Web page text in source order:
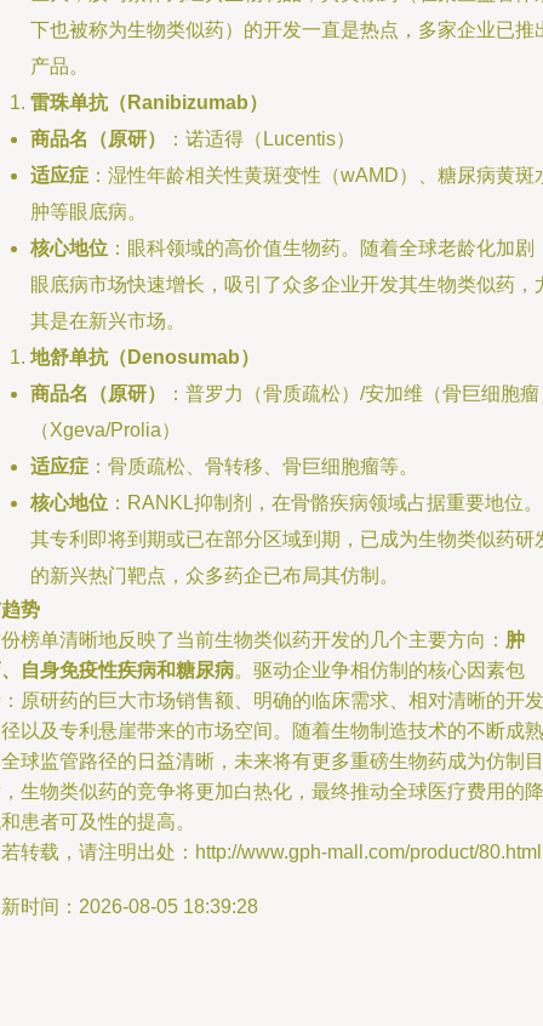
下也被称为生物类似药）的开发一直是热点，多家企业已推
产品。
雷珠单抗（Ranibizumab）
商品名（原研）
：诺适得（Lucentis）
适应症 ：湿性年龄相关性黄斑变性（wAMD）、糖尿病黄斑
肿等眼底病。
核心地位 ：眼科领域的高价值生物药。随着全球老龄化加剧
眼底病市场快速增长，吸引了众多企业开发其生物类似药，
其是在新兴市场。
地舒单抗（Denosumab）
商品名（原研）
：普罗力（骨质疏松）/安加维（骨巨细胞
（Xgeva/Prolia）
适应症 ：骨质疏松、骨转移、骨巨细胞瘤等。
核心地位 ：RANKL抑制剂，在骨骼疾病领域占据重要地位。
其专利即将到期或已在部分区域到期，已成为生物类似药研
的新兴热门靶点，众多药企已布局其仿制。
势
榜单清晰地反映了当前生物类似药开发的几个主要方向： 肿
自身免疫性疾病和糖尿病。驱动企业争相仿制的核心因素包
原研药的巨大市场销售额、明确的临床需求、相对清晰的开发
以及专利悬崖带来的市场空间。随着生物制造技术的不断成熟
球监管路径的日益清晰，未来将有更多重磅生物药成为仿制目
生物类似药的竞争将更加白热化，最终推动全球医疗费用的降
患者可及性的提高。
转载，请注明出处：http://www.gph-mall.com/product/80.html
时间：2026-08-05 18:39:28